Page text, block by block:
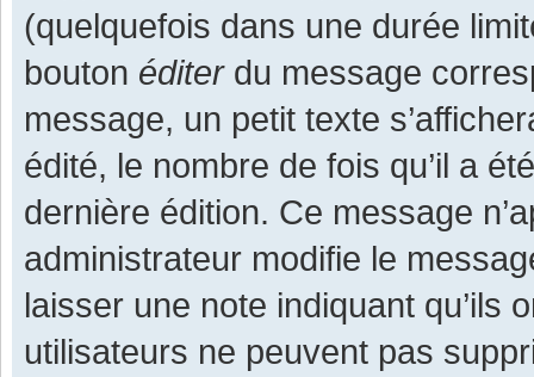
(quelquefois dans une durée
bouton éditerdu message
message, un petit texte
édité, le nombre de fois qu’il a
dernière édition. Ce message
administrateur modifie le
laisser une note indiquant qu’ils
utilisateurs ne peuvent pas